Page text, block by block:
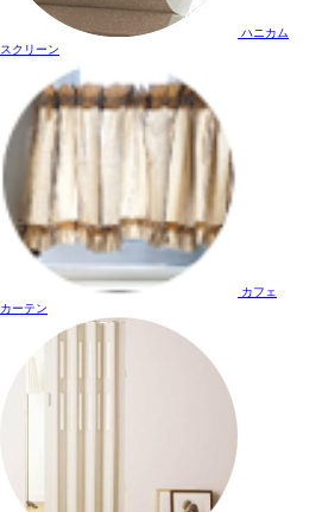
ハニカム
スクリーン
カフェ
カーテン